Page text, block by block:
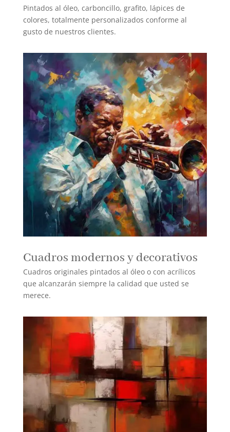
Pintados al óleo, carboncillo, grafito, lápices de
colores, totalmente personalizados conforme al
gusto de nuestros clientes.
Cuadros modernos y decorativos
Cuadros originales pintados al óleo o con acrílicos
que alcanzarán siempre la calidad que usted se
merece.